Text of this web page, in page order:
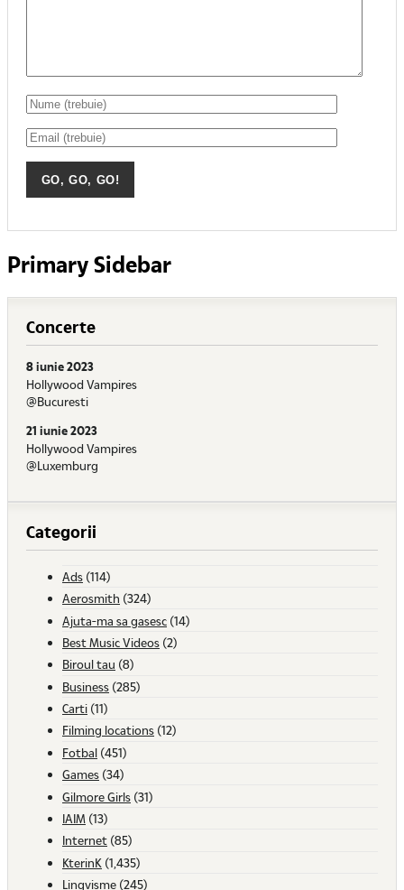
Primary Sidebar
Concerte
8 iunie 2023
Hollywood Vampires
@Bucuresti
21 iunie 2023
Hollywood Vampires
@Luxemburg
Categorii
Ads (114)
Aerosmith (324)
Ajuta-ma sa gasesc (14)
Best Music Videos (2)
Biroul tau (8)
Business (285)
Carti (11)
Filming locations (12)
Fotbal (451)
Games (34)
Gilmore Girls (31)
IAIM (13)
Internet (85)
KterinK (1,435)
Lingvisme (245)